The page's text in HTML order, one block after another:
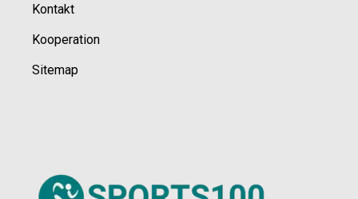
Kontakt
Kooperation
Sitemap